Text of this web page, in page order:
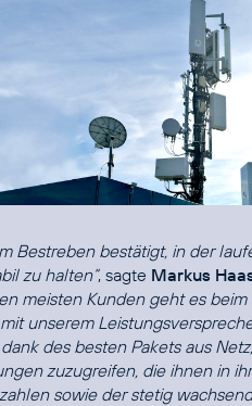
Bestreben bestätigt, in der
zu halten“, sagte Markus
meisten Kunden geht es
unserem
des besten Pakets aus
zuzugreifen, die ihnen in
sowie der stetig